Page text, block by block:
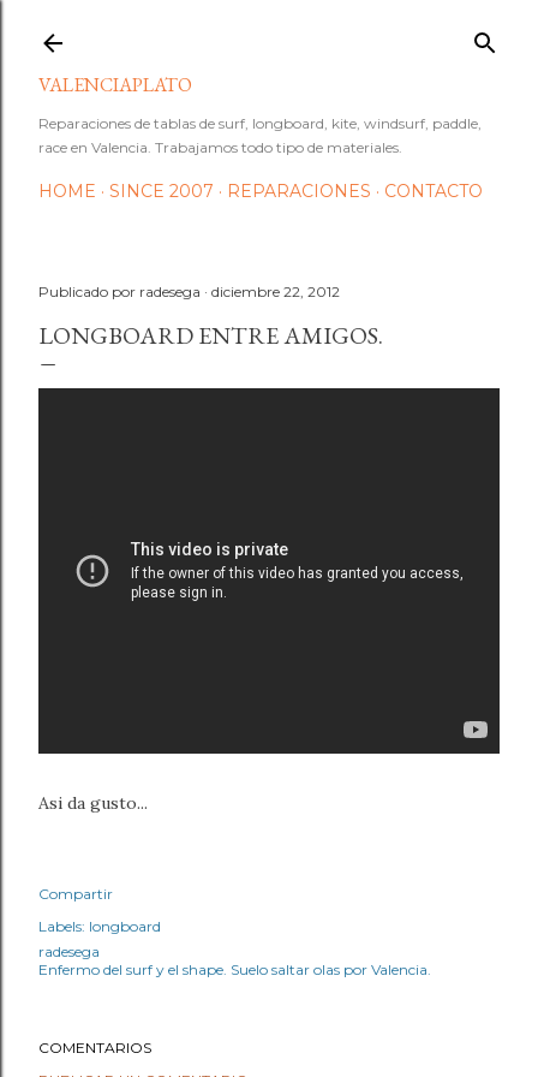
VALENCIAPLATO
Reparaciones de tablas de surf, longboard, kite, windsurf, paddle,
race en Valencia. Trabajamos todo tipo de materiales.
HOME SINCE 2007 REPARACIONES CONTACTO
Publicado por radesega diciembre 22, 2012
LONGBOARD ENTRE AMIGOS.
Asi da gusto...
Compartir
Labels: longboard
radesega
Enfermo del surf y el shape. Suelo saltar olas por Valencia.
COMENTARIOS